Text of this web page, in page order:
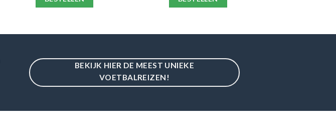
BEKIJK HIER DE MEEST UNIEKE
VOETBALREIZEN!